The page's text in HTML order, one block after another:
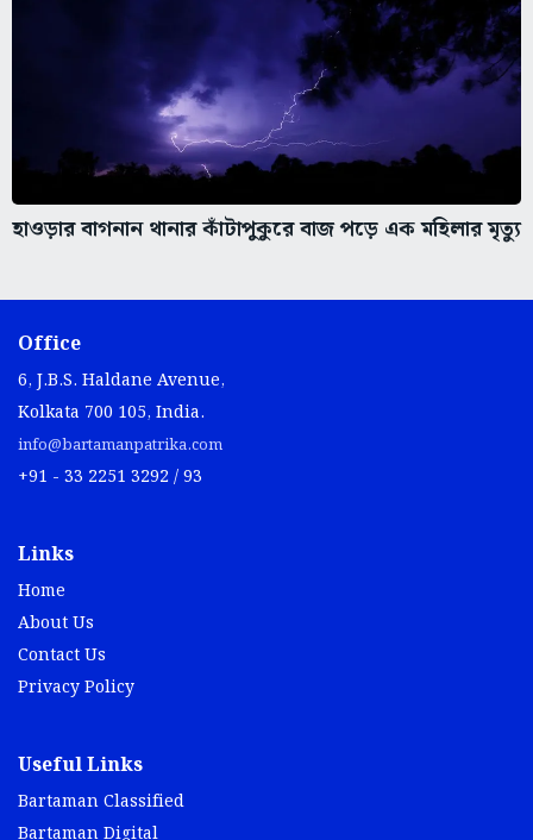
হাওড়ার বাগনান থানার কাঁটাপুকুরে বাজ পড়ে এক মহিলার‌ মৃত্যু
Office
6, J.B.S. Haldane Avenue,
Kolkata 700 105, India.
info@bartamanpatrika.com
+91 - 33 2251 3292 / 93
Links
Home
About Us
Contact Us
Privacy Policy
Useful Links
Bartaman Classified
Bartaman Digital